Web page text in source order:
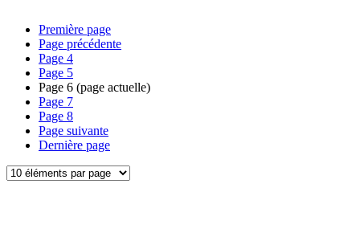
Première page
Page précédente
Page 4
Page 5
Page 6 (page actuelle)
Page 7
Page 8
Page suivante
Dernière page